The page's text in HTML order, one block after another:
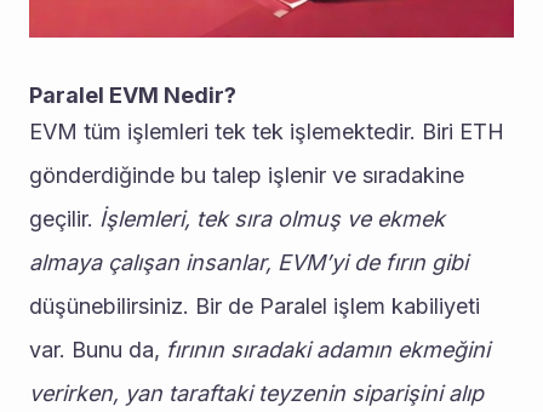
Paralel EVM Nedir?
EVM tüm işlemleri tek tek işlemektedir. Biri ETH
gönderdiğinde bu talep işlenir ve sıradakine
geçilir. İşlemleri, tek sıra olmuş ve ekmek
almaya çalışan insanlar, EVM’yi de fırın gibi
düşünebilirsiniz. Bir de Paralel işlem kabiliyeti
var. Bunu da, fırının sıradaki adamın ekmeğini
verirken, yan taraftaki teyzenin siparişini alıp